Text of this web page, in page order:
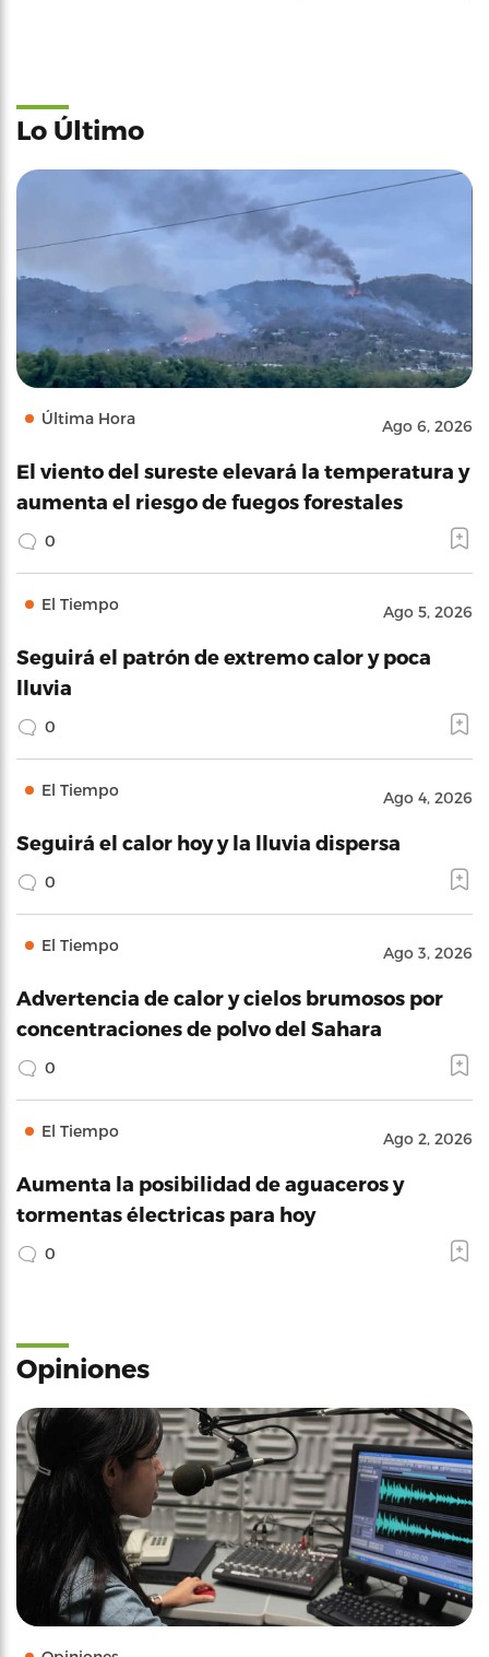
Lo Último
Última Hora Ago 6, 2026
El viento del sureste elevará la temperatura y
aumenta el riesgo de fuegos forestales
0
El Tiempo Ago 5, 2026
Seguirá el patrón de extremo calor y poca
lluvia
0
El Tiempo Ago 4, 2026
Seguirá el calor hoy y la lluvia dispersa
0
El Tiempo Ago 3, 2026
Advertencia de calor y cielos brumosos por
concentraciones de polvo del Sahara
0
El Tiempo Ago 2, 2026
Aumenta la posibilidad de aguaceros y
tormentas électricas para hoy
0
Opiniones